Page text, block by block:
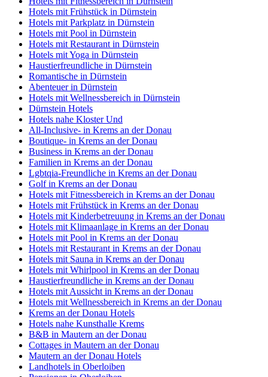
Hotels mit Frühstück in Dürnstein
Hotels mit Parkplatz in Dürnstein
Hotels mit Pool in Dürnstein
Hotels mit Restaurant in Dürnstein
Hotels mit Yoga in Dürnstein
Haustierfreundliche in Dürnstein
Romantische in Dürnstein
Abenteuer in Dürnstein
Hotels mit Wellnessbereich in Dürnstein
Dürnstein Hotels
Hotels nahe Kloster Und
All-Inclusive- in Krems an der Donau
Boutique- in Krems an der Donau
Business in Krems an der Donau
Familien in Krems an der Donau
Lgbtqia-Freundliche in Krems an der Donau
Golf in Krems an der Donau
Hotels mit Fitnessbereich in Krems an der Donau
Hotels mit Frühstück in Krems an der Donau
Hotels mit Kinderbetreuung in Krems an der Donau
Hotels mit Klimaanlage in Krems an der Donau
Hotels mit Pool in Krems an der Donau
Hotels mit Restaurant in Krems an der Donau
Hotels mit Sauna in Krems an der Donau
Hotels mit Whirlpool in Krems an der Donau
Haustierfreundliche in Krems an der Donau
Hotels mit Aussicht in Krems an der Donau
Hotels mit Wellnessbereich in Krems an der Donau
Krems an der Donau Hotels
Hotels nahe Kunsthalle Krems
B&B in Mautern an der Donau
Cottages in Mautern an der Donau
Mautern an der Donau Hotels
Landhotels in Oberloiben